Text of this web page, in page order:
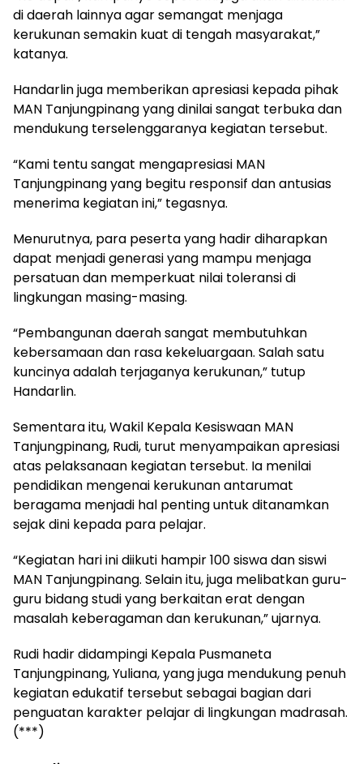
di daerah lainnya agar semangat menjaga
kerukunan semakin kuat di tengah masyarakat,”
katanya.
Handarlin juga memberikan apresiasi kepada pihak
MAN Tanjungpinang yang dinilai sangat terbuka dan
mendukung terselenggaranya kegiatan tersebut.
“Kami tentu sangat mengapresiasi MAN
Tanjungpinang yang begitu responsif dan antusias
menerima kegiatan ini,” tegasnya.
Menurutnya, para peserta yang hadir diharapkan
dapat menjadi generasi yang mampu menjaga
persatuan dan memperkuat nilai toleransi di
lingkungan masing-masing.
“Pembangunan daerah sangat membutuhkan
kebersamaan dan rasa kekeluargaan. Salah satu
kuncinya adalah terjaganya kerukunan,” tutup
Handarlin.
Sementara itu, Wakil Kepala Kesiswaan MAN
Tanjungpinang, Rudi, turut menyampaikan apresiasi
atas pelaksanaan kegiatan tersebut. Ia menilai
pendidikan mengenai kerukunan antarumat
beragama menjadi hal penting untuk ditanamkan
sejak dini kepada para pelajar.
“Kegiatan hari ini diikuti hampir 100 siswa dan siswi
MAN Tanjungpinang. Selain itu, juga melibatkan guru-
guru bidang studi yang berkaitan erat dengan
masalah keberagaman dan kerukunan,” ujarnya.
Rudi hadir didampingi Kepala Pusmaneta
Tanjungpinang, Yuliana, yang juga mendukung penuh
kegiatan edukatif tersebut sebagai bagian dari
penguatan karakter pelajar di lingkungan madrasah.
(***)